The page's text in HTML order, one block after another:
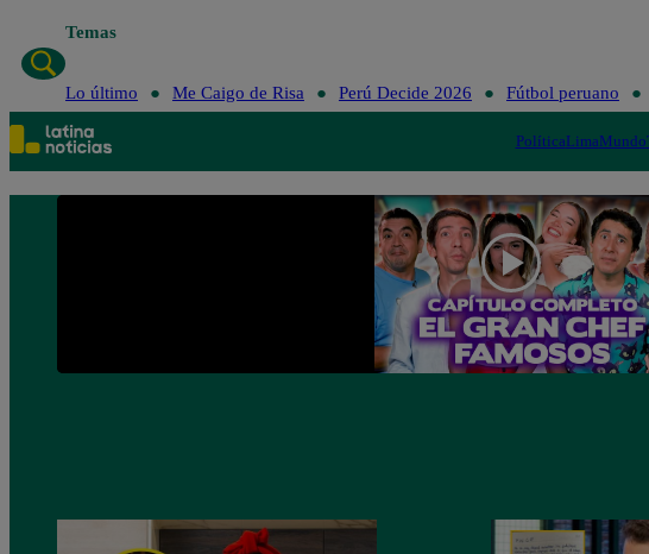
Temas
Lo último Me Caigo de Risa Perú Decide 2026 Fútbol peruano
PolíticaLimaMundo